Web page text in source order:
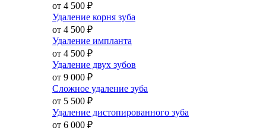
от 4 500 ₽
Удаление корня зуба
от 4 500 ₽
Удаление импланта
от 4 500 ₽
Удаление двух зубов
от 9 000 ₽
Сложное удаление зуба
от 5 500 ₽
Удаление дистопированного зуба
от 6 000 ₽